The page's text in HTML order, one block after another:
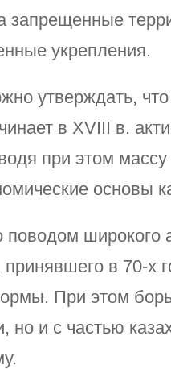
запрещенные
укрепления.
утверждать,
в XVIII в.
при этом
основы
широкого
в 70-х
При этом
но и с частью